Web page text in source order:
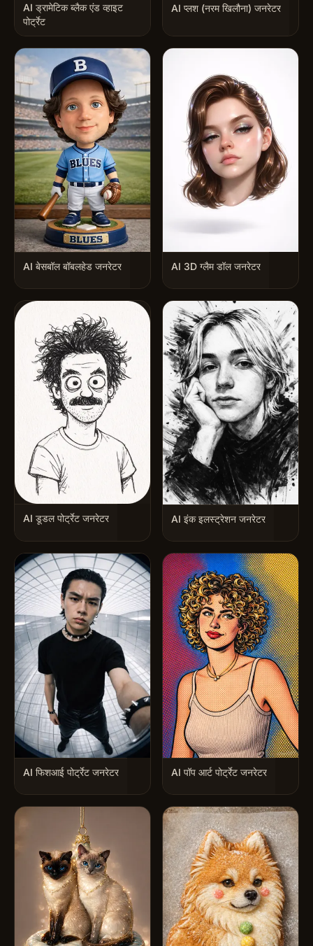
AI ड्रामेटिक ब्लैक एंड व्हाइट
पोर्ट्रेट
AI प्लश (नरम खिलौना) जनरेटर
AI बेसबॉल बॉबलहेड जनरेटर AI 3D ग्लैम डॉल जनरेटर
AI डूडल पोर्ट्रेट जनरेटर AI इंक इलस्ट्रेशन जनरेटर
AI फिशआई पोर्ट्रेट जनरेटर AI पॉप आर्ट पोर्ट्रेट जनरेटर